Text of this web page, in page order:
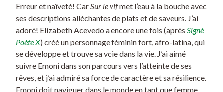
Erreur et naïveté! CarSur le vifmet l’eau à la bouche avec
ses descriptions alléchantes de plats et de saveurs. J’ai
adoré! Elizabeth Acevedo a encore une fois (après Signé
Poète X) créé un personnage féminin fort, afro-latina, qui
se développe et trouve sa voie dans la vie. J’ai aimé
suivre Emoni dans son parcours vers l’atteinte de ses
rêves, et j’ai admiré sa force de caractère et sa résilience.
Emoni doit naviguer dans le monde en tant que femme,